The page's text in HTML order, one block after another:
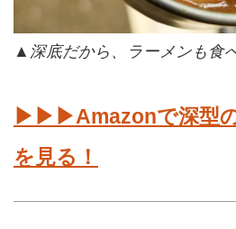
▲深底だから、ラーメンも食
▶▶▶Amazonで深型
を見る！